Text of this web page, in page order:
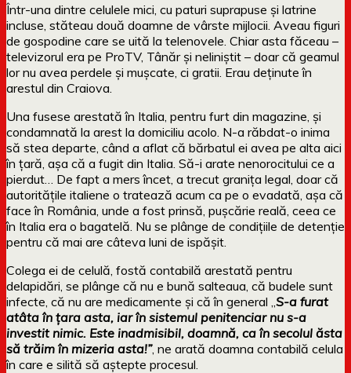
Într-una dintre celulele mici, cu paturi suprapuse și latrine
incluse, stăteau două doamne de vârste mijlocii. Aveau figuri
de gospodine care se uită la telenovele. Chiar asta făceau –
televizorul era pe ProTV, Tânăr și neliniștit – doar că geamul
lor nu avea perdele și mușcate, ci gratii. Erau deținute în
arestul din Craiova.
Una fusese arestată în Italia, pentru furt din magazine, și
condamnată la arest la domiciliu acolo. N-a răbdat-o inima
să stea departe, când a aflat că bărbatul ei avea pe alta aici
în țară, așa că a fugit din Italia. Să-i arate nenorocitului ce a
pierdut… De fapt a mers încet, a trecut granița legal, doar că
autoritățile italiene o tratează acum ca pe o evadată, așa că
face în România, unde a fost prinsă, pușcărie reală, ceea ce
în Italia era o bagatelă. Nu se plânge de condițiile de detenție
pentru că mai are câteva luni de ispășit.
Colega ei de celulă, fostă contabilă arestată pentru
delapidări, se plânge că nu e bună salteaua, că budele sunt
infecte, că nu are medicamente și că în general „ S-a furat
atâta în țara asta, iar în sistemul penitenciar nu s-a
investit nimic. Este inadmisibil, doamnă, ca în secolul ăsta
să trăim în mizeria asta!”, ne arată doamna contabilă celula
în care e silită să aștepte procesul.